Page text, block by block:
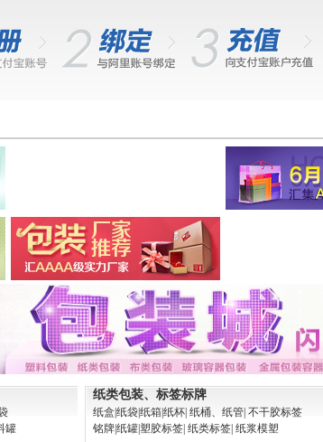
障
保
罐
纸类包装、标签标牌
纸盒 |纸袋|纸箱 |纸杯 | 纸桶、纸管 | 不干胶标签
铭牌|纸罐|塑胶标签 | 纸类标签 | 纸浆模塑